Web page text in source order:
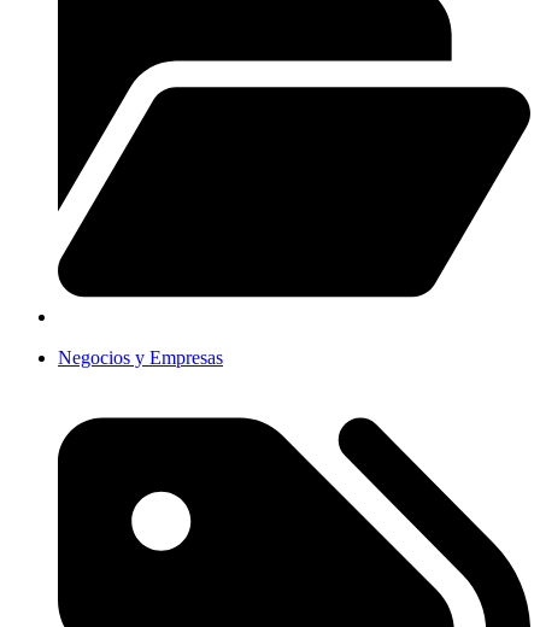
Negocios y Empresas